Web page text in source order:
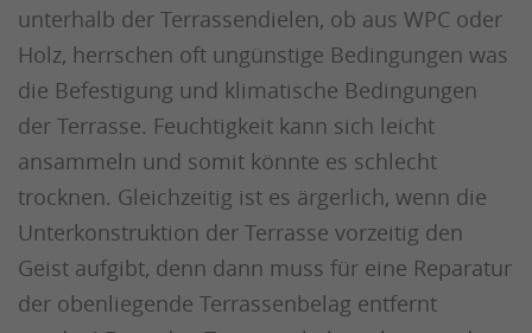
unterhalb der Terrassendielen, ob aus WPC oder
Holz, herrschen oft ungünstige Bedingungen was
die Befestigung und klimatische Bedingungen
der Terrasse. Feuchtigkeit kann sich leicht
ansammeln und somit könnte es schlecht
trocknen. Gleichzeitig ist es ärgerlich, wenn die
Unterkonstruktion der Terrasse vorzeitig den
Geist aufgibt, denn dann muss für eine Reparatur
der obenliegende Terrassenbelag entfernt